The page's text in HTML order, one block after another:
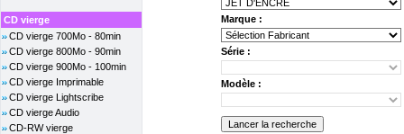
CD vierge
CD vierge 700Mo - 80min
CD vierge 800Mo - 90min
CD vierge 900Mo - 100min
CD vierge Imprimable
CD vierge Lightscribe
CD vierge Audio
CD-RW vierge
Marque :
Série :
Modèle :